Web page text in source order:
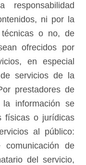
responsabilidad
ni por la
técnicas o no, de
ofrecidos por
en especial
servicios de la
prestadores de
información se
físicas o jurídicas
al público:
de
del servicio,